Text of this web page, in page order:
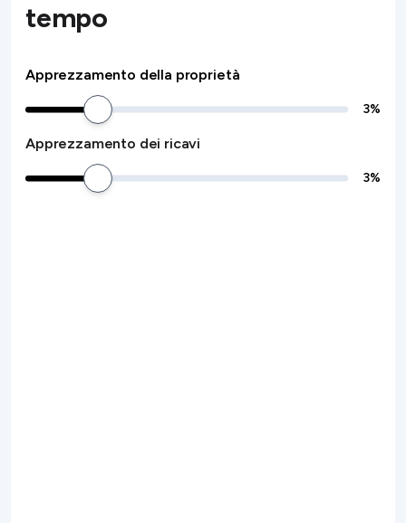
tempo
Apprezzamento della proprietà
3%
Apprezzamento dei ricavi
3%